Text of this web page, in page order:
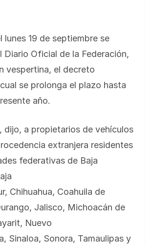
lunes 19 de septiembre se
Diario Oficial de la Federación,
vespertina, el decreto
se prolonga el plazo hasta
año.
dijo, a propietarios de vehículos
extranjera residentes
federativas de Baja
Chihuahua, Coahuila de
Jalisco, Michoacán de
Nuevo
Sinaloa, Sonora, Tamaulipas y